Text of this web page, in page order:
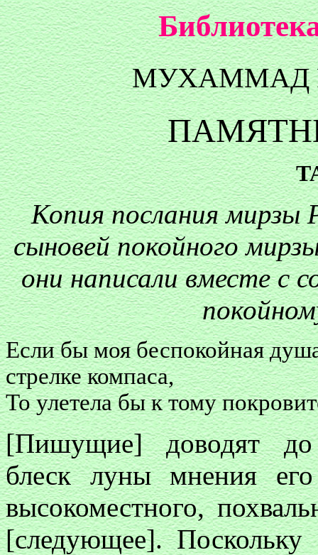
МУХAMМАД
Копия послания
сыновей покойного
они написали вместе с
Если бы моя беспокойная
стрелке компаса,
То улетела бы к тому
[Пишущие] доводят до
блеск луны мнения его
высокоместного,
[следующее]. Поскольку